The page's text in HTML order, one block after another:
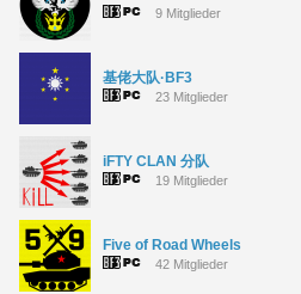
9 Mitglieder
基佬大队·BF3
23 Mitglieder
iFTY CLAN 分队
19 Mitglieder
Five of Road Wheels
42 Mitglieder